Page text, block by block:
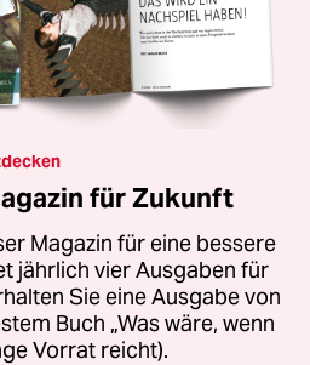
für Zukunft
Magazin für eine bessere
jährlich vier Ausgaben für
Sie eine Ausgabe von
Buch „Was wäre, wenn
Vorrat reicht).